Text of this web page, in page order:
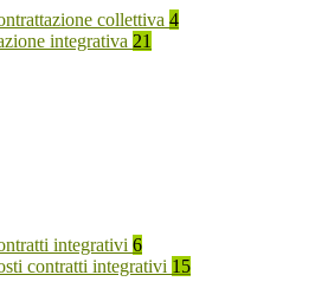
collettiva 4
integrativa 21
integrativi 6
contratti integrativi 15